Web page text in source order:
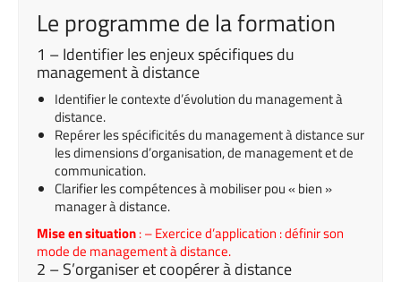
Le programme de la formation
1 – Identifier les enjeux spécifiques du
management à distance
Identifier le contexte d’évolution du management à
distance.
Repérer les spécificités du management à distance sur
les dimensions d’organisation, de management et de
communication.
Clarifier les compétences à mobiliser pou « bien »
manager à distance.
Mise en situation: – Exercice d’application : définir son
mode de management à distance.
2 – S’organiser et coopérer à distance